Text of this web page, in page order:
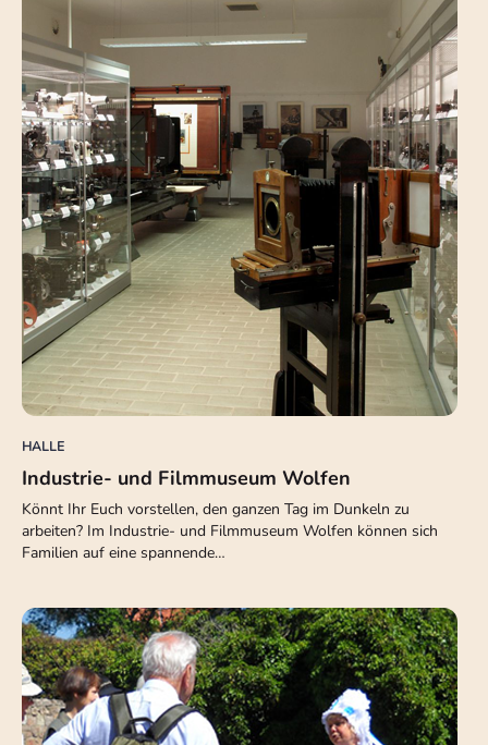
HALLE
Industrie- und Filmmuseum Wolfen
Könnt Ihr Euch vorstellen, den ganzen Tag im Dunkeln zu
arbeiten? Im Industrie- und Filmmuseum Wolfen können sich
Familien auf eine spannende…